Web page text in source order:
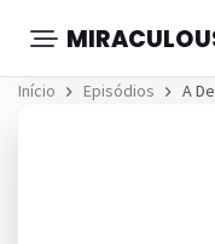
Início Episódios A